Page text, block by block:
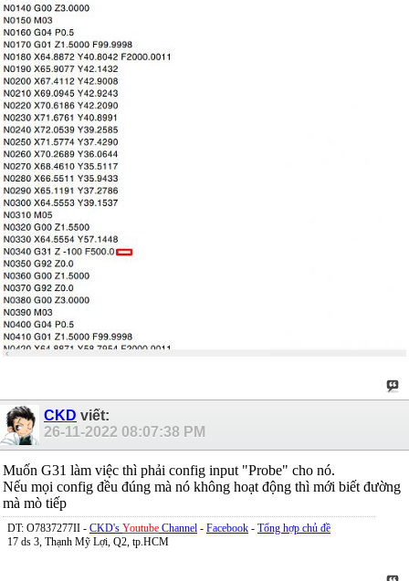
CKD viết:
26-11-2022 08:07:38 PM
Muốn G31 làm việc thì phải config input "Probe" cho nó.
Nếu mọi config đều đúng mà nó không hoạt động thì mới biết đường
mà mò tiếp
DT: O7837277II - CKD's Youtube Channel - Facebook - Tổng hợp chủ đề
17 ds 3, Thạnh Mỹ Lợi, Q2, tp.HCM